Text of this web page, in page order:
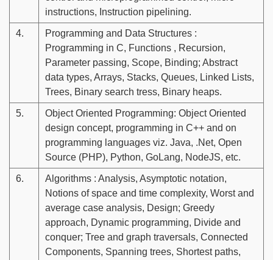
instructions, Instruction pipelining.
4.
Programming and Data Structures :
Programming in C, Functions , Recursion,
Parameter passing, Scope, Binding; Abstract
data types, Arrays, Stacks, Queues, Linked Lists,
Trees, Binary search tress, Binary heaps.
5.
Object Oriented Programming: Object Oriented
design concept, programming in C++ and on
programming languages viz. Java, .Net, Open
Source (PHP), Python, GoLang, NodeJS, etc.
6.
Algorithms : Analysis, Asymptotic notation,
Notions of space and time complexity, Worst and
average case analysis, Design; Greedy
approach, Dynamic programming, Divide and
conquer; Tree and graph traversals, Connected
Components, Spanning trees, Shortest paths,